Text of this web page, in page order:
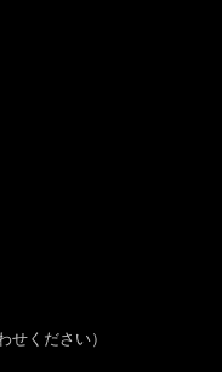
せください）